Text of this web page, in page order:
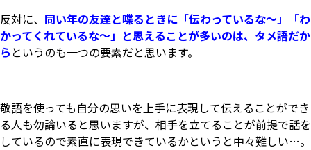
反対に、 同い年の友達と喋るときに「伝わっているな～」「わ
かってくれているな～」と思えることが多いのは、タメ語だか
ら というのも一つの要素だと思います。
敬語を使っても自分の思いを上手に表現して伝えることができ
る人も勿論いると思いますが、相手を立てることが前提で話を
しているので素直に表現できているかというと中々難しい…。